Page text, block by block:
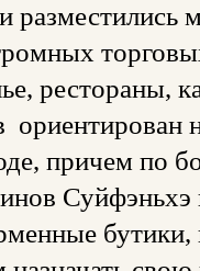
разместились
рестораны,
причем по
бутики,